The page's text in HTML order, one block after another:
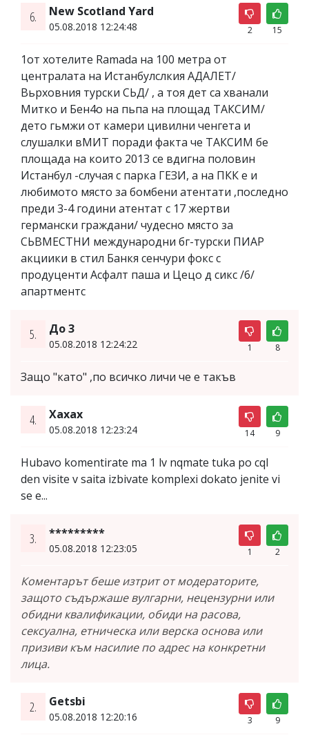
6. New Scotland Yard
05.08.2018 12:24:48 2 15
1от хотелите Ramada на 100 метра от
централата на Истанбулслкия АДАЛЕТ/
Вьрховния турски СЬД/ , а тоя дет са хванали
Митко и Бен4о на пьпа на площад ТАКСИМ/
дето гьмжи от камери цивилни ченгета и
слушалки вМИТ поради факта че ТАКСИМ бе
площада на които 2013 се вдигна половин
Истанбул -случая с парка ГЕЗИ, а на ПКК е и
любимото място за бомбени атентати ,последно
преди 3-4 години атентат с 17 жертви
германски граждани/ чудесно място за
СЬВМЕСТНИ международни бг-турски ПИАР
акциики в стил Банкя сенчури фокс с
продуценти Асфалт паша и Цецо д сикс /6/
апартментс
5. До 3
05.08.2018 12:24:22 1 8
Защо "като" ,по всичко личи че е такъв
4. Xaxax
05.08.2018 12:23:24 14 9
Hubavo komentirate ma 1 lv nqmate tuka po cql
den visite v saita izbivate komplexi dokato jenite vi
se e...
3. *********
05.08.2018 12:23:05 1 2
Коментарът беше изтрит от модераторите,
защото съдържаше вулгарни, нецензурни или
обидни квалификации, обиди на расова,
сексуална, етническа или верска основа или
призиви към насилие по адрес на конкретни
лица.
2. Getsbi
05.08.2018 12:20:16 3 9